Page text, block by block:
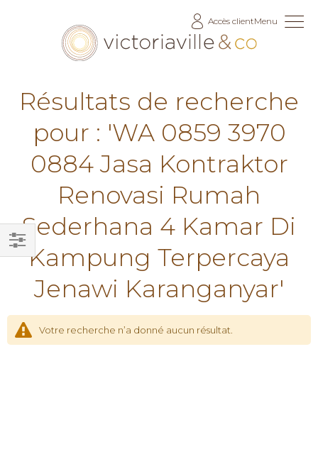
Accès clientMenu
Résultats de recherche
pour : 'WA 0859 3970
0884 Jasa Kontraktor
Renovasi Rumah
Sederhana 4 Kamar Di
Kampung Terpercaya
Jenawi Karanganyar'
Votre recherche n’a donné aucun résultat.
Filtrer